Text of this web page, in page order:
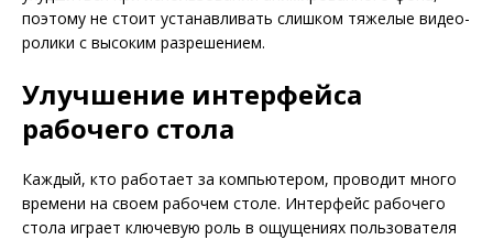
поэтому не стоит устанавливать слишком тяжелые видео-
ролики с высоким разрешением.
Улучшение интерфейса
рабочего стола
Каждый, кто работает за компьютером, проводит много
времени на своем рабочем столе. Интерфейс рабочего
стола играет ключевую роль в ощущениях пользователя